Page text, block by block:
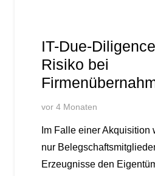
IT-Due-
Risiko bei
vor 4 Monaten
Im Falle einer Akquisition
nur
Erzeugnisse den